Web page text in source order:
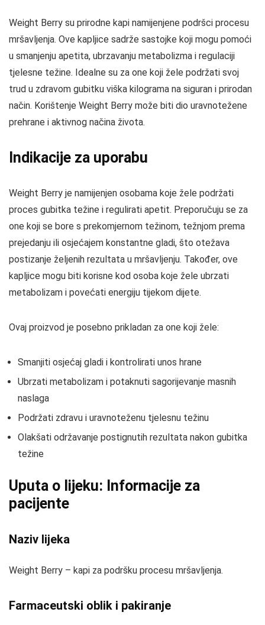
Weight Berry su prirodne kapi namijenjene podršci procesu
mršavljenja. Ove kapljice sadrže sastojke koji mogu pomoći
u smanjenju apetita, ubrzavanju metabolizma i regulaciji
tjelesne težine. Idealne su za one koji žele podržati svoj
trud u zdravom gubitku viška kilograma na siguran i prirodan
način. Korištenje Weight Berry može biti dio uravnotežene
prehrane i aktivnog načina života.
Indikacije za uporabu
Weight Berry je namijenjen osobama koje žele podržati
proces gubitka težine i regulirati apetit. Preporučuju se za
one koji se bore s prekomjernom težinom, težnjom prema
prejedanju ili osjećajem konstantne gladi, što otežava
postizanje željenih rezultata u mršavljenju. Također, ove
kapljice mogu biti korisne kod osoba koje žele ubrzati
metabolizam i povećati energiju tijekom dijete.
Ovaj proizvod je posebno prikladan za one koji žele:
Smanjiti osjećaj gladi i kontrolirati unos hrane
Ubrzati metabolizam i potaknuti sagorijevanje masnih
naslaga
Podržati zdravu i uravnoteženu tjelesnu težinu
Olakšati održavanje postignutih rezultata nakon gubitka
težine
Uputa o lijeku: Informacije za
pacijente
Naziv lijeka
Weight Berry – kapi za podršku procesu mršavljenja.
Farmaceutski oblik i pakiranje